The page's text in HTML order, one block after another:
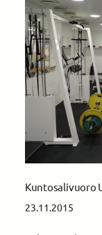
Kuntosalivuoro
23.11.2015